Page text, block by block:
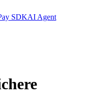
SDKAI Agent